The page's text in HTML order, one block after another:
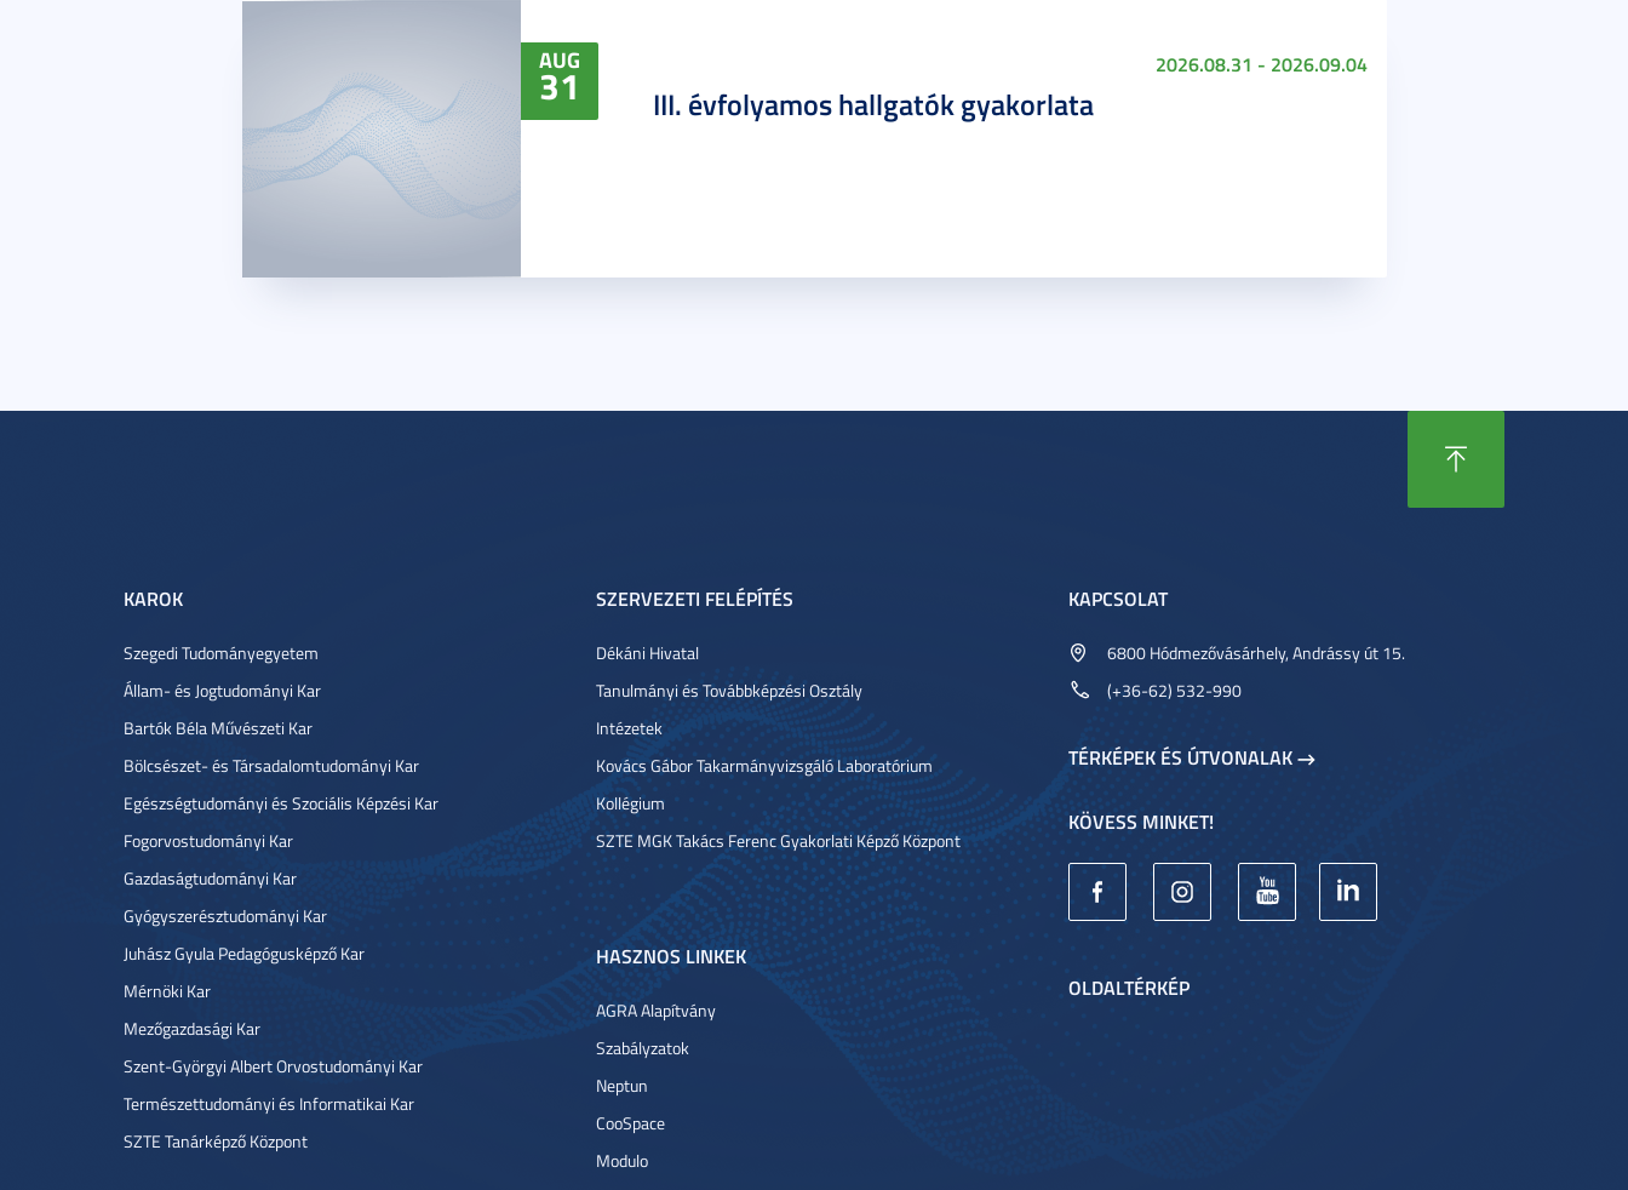
AUG
31 2026.08.31 - 2026.09.04
III. évfolyamos hallgatók gyakorlata
KAROK
Szegedi Tudományegyetem
Állam- és Jogtudományi Kar
Bartók Béla Művészeti Kar
Bölcsészet- és Társadalomtudományi Kar
Egészségtudományi és Szociális Képzési Kar
Fogorvostudományi Kar
Gazdaságtudományi Kar
Gyógyszerésztudományi Kar
Juhász Gyula Pedagógusképző Kar
Mérnöki Kar
Mezőgazdasági Kar
Szent-Györgyi Albert Orvostudományi Kar
Természettudományi és Informatikai Kar
SZTE Tanárképző Központ
SZERVEZETI FELÉPÍTÉS
Dékáni Hivatal
Tanulmányi és Továbbképzési Osztály
Intézetek
Kovács Gábor Takarmányvizsgáló Laboratórium
Kollégium
SZTE MGK Takács Ferenc Gyakorlati Képző Központ
HASZNOS LINKEK
AGRA Alapítvány
Szabályzatok
Neptun
CooSpace
Modulo
KAPCSOLAT
6800 Hódmezővásárhely, Andrássy út 15.
(+36-62) 532-990
TÉRKÉPEK ÉS ÚTVONALAK
KÖVESS MINKET!
OLDALTÉRKÉP